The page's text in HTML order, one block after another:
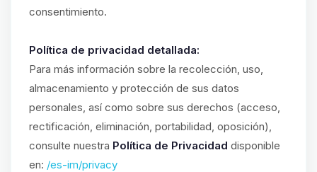
consentimiento.
Política de privacidad detallada:
Para más información sobre la recolección, uso,
almacenamiento y protección de sus datos
personales, así como sobre sus derechos (acceso,
rectificación, eliminación, portabilidad, oposición),
consulte nuestra Política de Privacidad disponible
en: /es-im/privacy